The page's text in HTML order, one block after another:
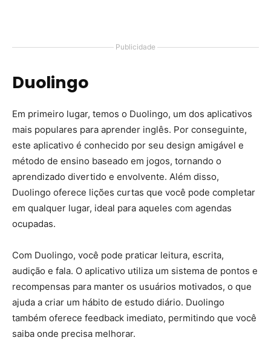
Publicidade
Duolingo
Em primeiro lugar, temos o Duolingo, um dos aplicativos
mais populares para aprender inglês. Por conseguinte,
este aplicativo é conhecido por seu design amigável e
método de ensino baseado em jogos, tornando o
aprendizado divertido e envolvente. Além disso,
Duolingo oferece lições curtas que você pode completar
em qualquer lugar, ideal para aqueles com agendas
ocupadas.
Com Duolingo, você pode praticar leitura, escrita,
audição e fala. O aplicativo utiliza um sistema de pontos e
recompensas para manter os usuários motivados, o que
ajuda a criar um hábito de estudo diário. Duolingo
também oferece feedback imediato, permitindo que você
saiba onde precisa melhorar.